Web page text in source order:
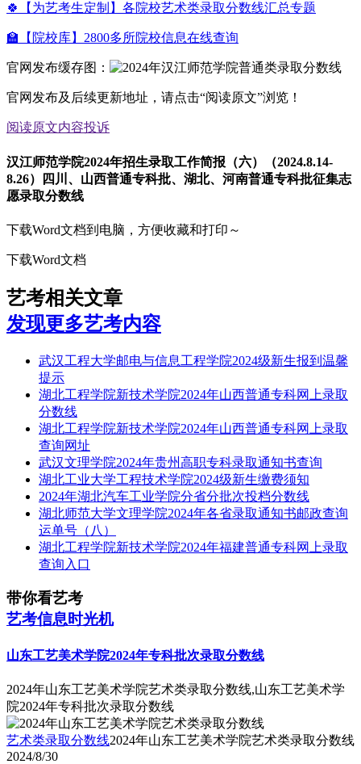
🍀【为艺考生定制】各院校艺术类录取分数线汇总专题
🏫【院校库】2800多所院校信息在线查询
官网发布缓存图：
官网发布及后续更新地址，请点击“阅读原文”浏览！
阅读原文内容投诉
汉江师范学院2024年招生录取工作简报（六）（2024.8.14-
8.26）四川、山西普通专科批、湖北、河南普通专科批征集志
愿录取分数线
下载Word文档到电脑，方便收藏和打印～
下载Word文档
艺考相关文章
发现更多艺考内容
武汉工程大学邮电与信息工程学院2024级新生报到温馨
提示
湖北工程学院新技术学院2024年山西普通专科网上录取
分数线
湖北工程学院新技术学院2024年山西普通专科网上录取
查询网址
武汉文理学院2024年贵州高职专科录取通知书查询
湖北工业大学工程技术学院2024级新生缴费须知
2024年湖北汽车工业学院分省分批次投档分数线
湖北师范大学文理学院2024年各省录取通知书邮政查询
运单号（八）
湖北工程学院新技术学院2024年福建普通专科网上录取
查询入口
带你看艺考
艺考信息时光机
山东工艺美术学院2024年专科批次录取分数线
2024年山东工艺美术学院艺术类录取分数线,山东工艺美术学
院2024年专科批次录取分数线
艺术类录取分数线2024年山东工艺美术学院艺术类录取分数线
2024/8/30